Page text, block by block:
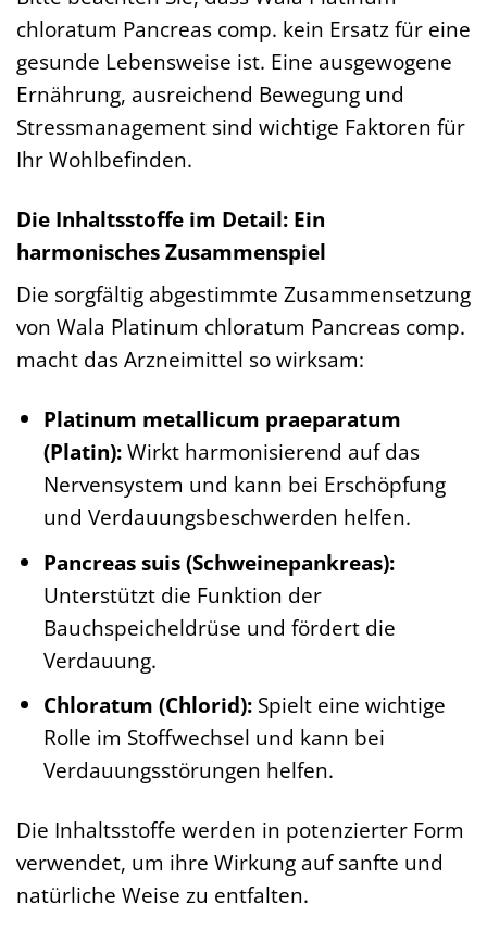
chloratum Pancreas comp. kein Ersatz für eine
gesunde Lebensweise ist. Eine ausgewogene
Ernährung, ausreichend Bewegung und
Stressmanagement sind wichtige Faktoren für
Ihr Wohlbefinden.
Die Inhaltsstoffe im Detail: Ein
harmonisches Zusammenspiel
Die sorgfältig abgestimmte Zusammensetzung
von Wala Platinum chloratum Pancreas comp.
macht das Arzneimittel so wirksam:
Platinum metallicum praeparatum
(Platin):Wirkt harmonisierend auf das
Nervensystem und kann bei Erschöpfung
und Verdauungsbeschwerden helfen.
Pancreas suis (Schweinepankreas):
Unterstützt die Funktion der
Bauchspeicheldrüse und fördert die
Verdauung.
Chloratum (Chlorid):Spielt eine wichtige
Rolle im Stoffwechsel und kann bei
Verdauungsstörungen helfen.
Die Inhaltsstoffe werden in potenzierter Form
verwendet, um ihre Wirkung auf sanfte und
natürliche Weise zu entfalten.